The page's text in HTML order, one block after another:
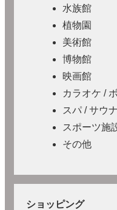
水族館
植物園
美術館
博物館
映画館
カラオケ /
スパ / サウ
スポーツ施
その他
ショッピング